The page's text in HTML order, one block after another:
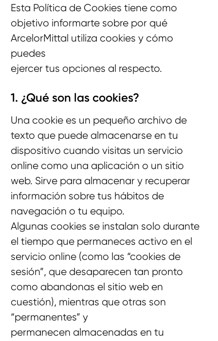
Esta Política de Cookies tiene como
objetivo informarte sobre por qué
ArcelorMittal utiliza cookies y cómo
puedes
ejercer tus opciones al respecto.
1. ¿Qué son las cookies?
Una cookie es un pequeño archivo de
texto que puede almacenarse en tu
dispositivo cuando visitas un servicio
online como una aplicación o un sitio
web. Sirve para almacenar y recuperar
información sobre tus hábitos de
navegación o tu equipo.
Algunas cookies se instalan solo durante
el tiempo que permaneces activo en el
servicio online (como las “cookies de
sesión”, que desaparecen tan pronto
como abandonas el sitio web en
cuestión), mientras que otras son
“permanentes” y
permanecen almacenadas en tu